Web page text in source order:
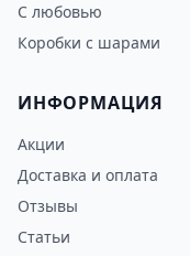
С любовью
Коробки с шарами
ИНФОРМАЦИЯ
Акции
Доставка и оплата
Отзывы
Статьи